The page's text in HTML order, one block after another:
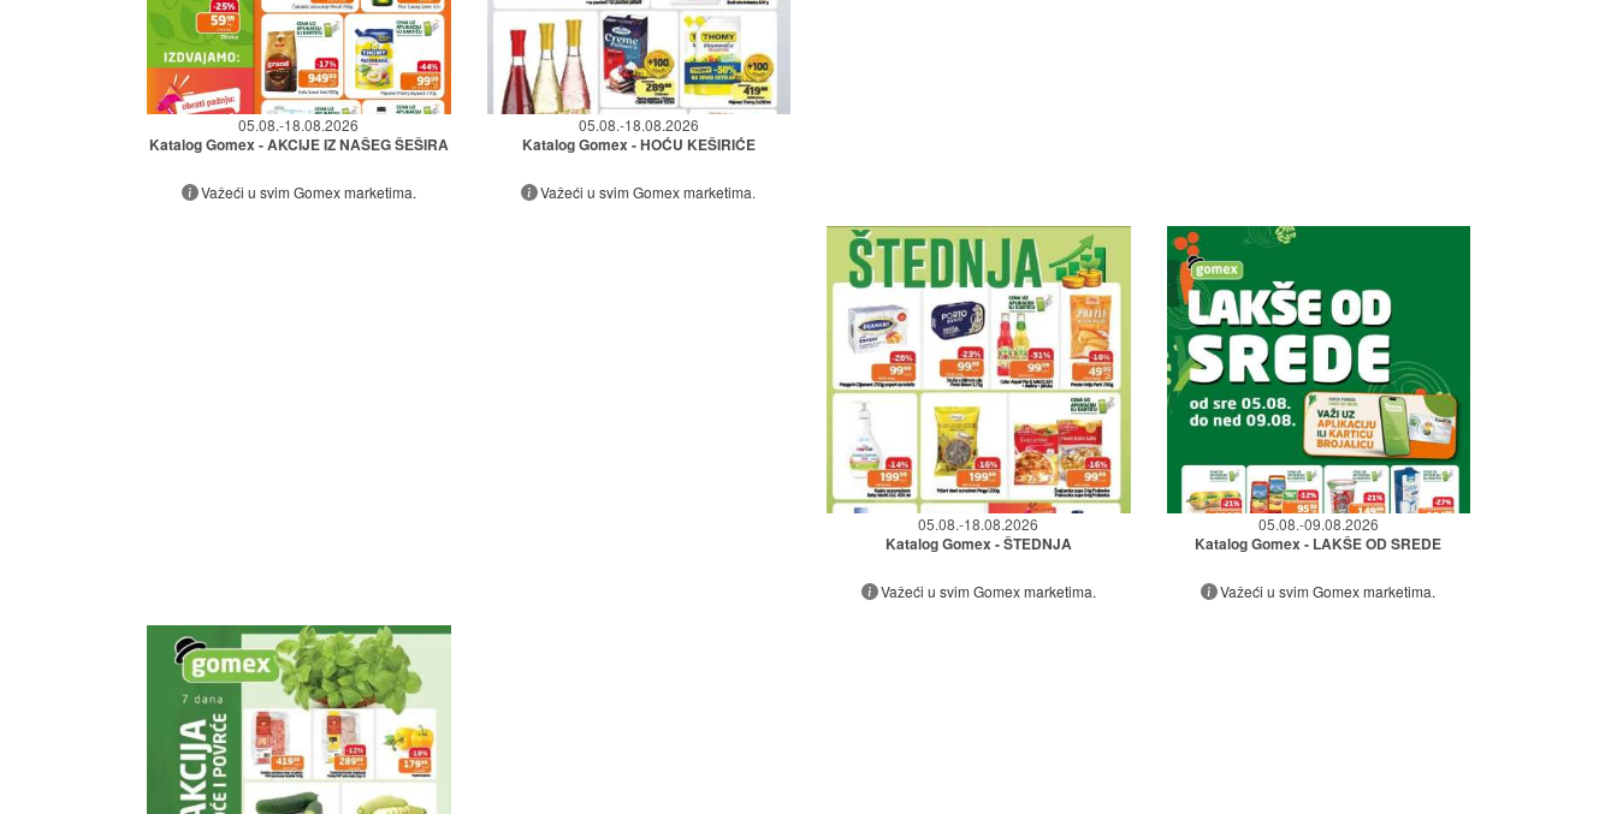
05.08.-18.08.2026
Katalog Gomex - AKCIJE IZ NAŠEG ŠEŠIRA
Važeći u svim Gomex marketima.
05.08.-18.08.2026
Katalog Gomex - HOĆU KEŠIRIĆE
Važeći u svim Gomex marketima.
05.08.-18.08.2026
Katalog Gomex - ŠTEDNJA
Važeći u svim Gomex marketima.
05.08.-09.08.2026
Katalog Gomex - LAKŠE OD SREDE
Važeći u svim Gomex marketima.